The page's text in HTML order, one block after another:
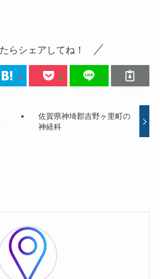
らシェアしてね！
佐賀県神埼郡吉野ヶ里町の
神経科